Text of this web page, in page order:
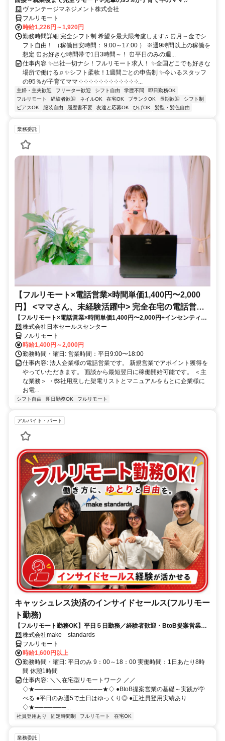
ヴァンテージマネジメント株式会社
フルリモート
時給1,226円～1,920円
勤務時間詳細 完全シフト制 希望を最大限考慮します♫ ⏰月～金でシ
フト自由！ （稼働目安時間： 9:00～17:00 ） ※週9時間以上の稼働を
想定 ⏰お好きな時間帯で1日3時間～！ ⏰平日のみの週...
仕事内容 ✨出社一切ナシ！フルリモート求人！ ✨全国どこでも好きな
場所で働ける♫ ✨シフト柔軟！1週間ごとの申告制 ✨今いるスタッフ
の95％が子育てママ ༶ ༶ ༶ ༶ ༶ ༶ ༶ ༶ ༶ ༶ ༶ ༶...
主婦・主夫歓迎 フリーター歓迎 シフト自由 学歴不問
即日勤務OK
フルリモート
経験者歓迎 ネイルOK 在宅OK ブランクOK 長期歓迎
シフト制
ピアスOK
服装自由 履歴書不要 友達と応募OK ひげOK 髪型・髪色自由
業務委託
【フルリモート×電話営業×時間単価1,400円〜2,000
円】 <ママさん、未経験活躍中> 完全在宅の電話営業
で家庭と仕事の両立を実現
【フルリモート×電話営業×時間単価1,400円〜2,000円+インセンティブ
あり】 ＜ママさん、未経験活躍中＞ 完全在宅の電話営業で家庭と仕事の
両立を実現
株式会社日本セールスセンター
フルリモート
時給1,400円～2,000円
勤務時間・曜日: 営業時間：平日9:00〜18:00
仕事内容: 法人企業様の電話営業です。 新規営業でアポイント獲得を
やっていただきます。 面談から最短翌日に稼働開始可能です。 ＜主
な業務＞ ・弊社用意した架電リストとマニュアルをもとに企業様に
お電...
シフト自由 即日勤務OK フルリモート
アルバイト・パート
キャッシュレス決済のインサイドセールス(フルリモー
ト勤務)
【フルリモート勤務OK】平日５日勤務／経験者歓迎・BtoB提案営業で
スキルアップ
株式会社make standards
フルリモート
時給1,600円以上
勤務時間・曜日: 平日のみ 9：00～18：00 実働時間：1日あたり8時
間 休憩1時間
仕事内容: ＼＼在宅型リモートワーク ／／
◇★───────────────★◇ ●BtoB提案営業の基礎～実践が学
べる ●平日のみ週5で土日はゆっくり◎ ●正社員登用実績あり
◇★───────...
社員登用あり 固定時間制 フルリモート 在宅OK
業務委託